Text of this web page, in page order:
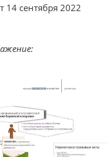
14 сентября 2022